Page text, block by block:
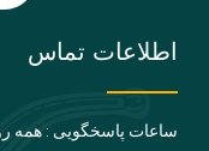
اطلاعات تماس
ساعات پاسخگویی : همه روزه 15 الی